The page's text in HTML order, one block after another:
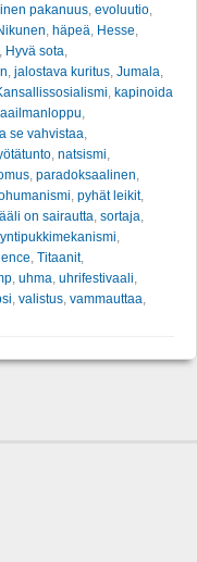
pakanuus evoluutio
häpeä Hesse
Hyvä sota
jalostava kuritus Jumala
kapinoida
se vahvistaa
natsismi
paradoksaalinen
pyhät leikit,
on sairautta sortaja
Titaanit,
uhma uhrifestivaali
valistus vammauttaa